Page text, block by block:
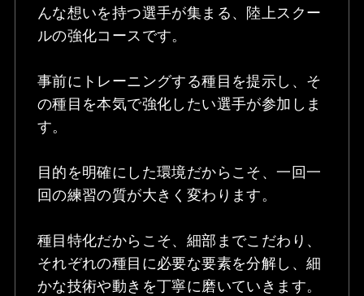
んな想いを持つ選手が集まる、陸上スクー
ルの強化コースです。
事前にトレーニングする種目を提示し、そ
の種目を本気で強化したい選手が参加しま
す。
目的を明確にした環境だからこそ、一回一
回の練習の質が大きく変わります。
種目特化だからこそ、細部までこだわり、
それぞれの種目に必要な要素を分解し、細
かな技術や動きを丁寧に磨いていきます。